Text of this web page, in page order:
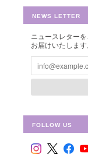
NEWS LETTER
ニュースレター
お届けいたします
FOLLOW US